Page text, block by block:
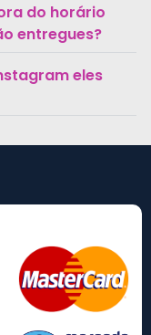
do horário
entregues?
eles